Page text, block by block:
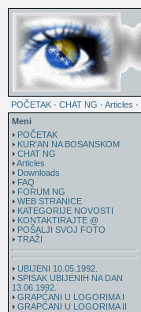
POČETAK · CHAT NG · Articles ·
Meni
POČETAK
KUR'AN NA BOSANSKOM
CHAT NG
Articles
Downloads
FAQ
FORUM NG
WEB STRANICE
KATEGORIJE NOVOSTI
KONTAKTIRAJTE @
POŠALJI SVOJ FOTO
TRAŽI
UBIJENI 10.05.1992.
SPISAK UBIJENIH NA DAN
13.06.1992.
GRAPĆANI U LOGORIMA I
GRAPĆANI U LOGORIMA II